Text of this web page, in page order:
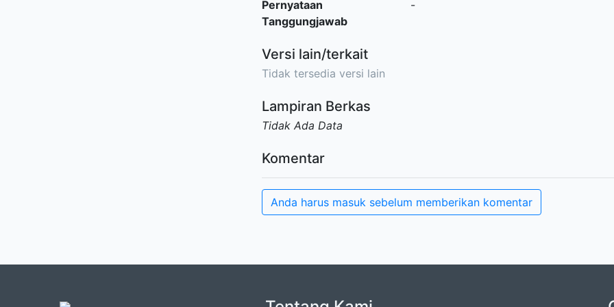
Pernyataan
Tanggungjawab
-
Versi lain/terkait
Tidak tersedia versi lain
Lampiran Berkas
Tidak Ada Data
Komentar
Anda harus masuk sebelum memberikan komentar